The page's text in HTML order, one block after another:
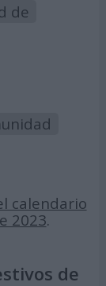
de
calendario
2023.
de